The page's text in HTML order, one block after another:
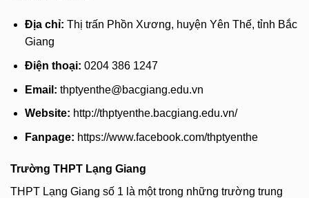
Địa chỉ: Thị trấn Phồn Xương, huyện Yên Thế, tỉnh Bắc
Giang
Điện thoại: 0204 386 1247
Email: thptyenthe@bacgiang.edu.vn
Website: http://thptyenthe.bacgiang.edu.vn/
Fanpage: https://www.facebook.com/thptyenthe
Trường THPT Lạng Giang
THPT Lạng Giang số 1 là một trong những trường trung